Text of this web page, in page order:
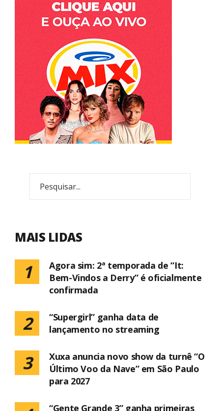
MAIS LIDAS
1
Agora sim: 2ª temporada de “It:
Bem-Vindos a Derry” é oficialmente
confirmada
2
“Supergirl” ganha data de
lançamento no streaming
3
Xuxa anuncia novo show da turnê “O
Último Voo da Nave” em São Paulo
para 2027
“Gente Grande 3” ganha primeiras